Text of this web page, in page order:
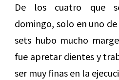
De los cuatro que
domingo, solo en uno
sets hubo mucho
fue apretar dientes y
ser muy finas en la